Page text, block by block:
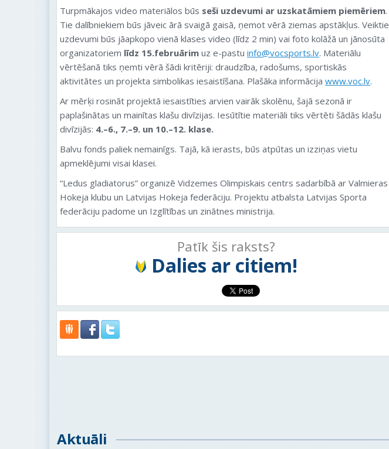
Turpmākajos video materiālos būs seši uzdevumi ar uzskatāmiem piemēriem.
Tie dalībniekiem būs jāveic ārā svaigā gaisā, ņemot vērā ziemas apstākļus. Veiktie
uzdevumi būs jāapkopo vienā klases video (līdz 2 min) vai foto kolāžā un jānosūta
organizatoriem līdz 15.februārim uz e-pastu info@vocsports.lv. Materiālu
vērtēšanā tiks ņemti vērā šādi kritēriji: draudzība, radošums, sportiskās
aktivitātes un projekta simbolikas iesaistīšana. Plašāka informācija www.voc.lv.
Ar mērķi rosināt projektā iesaistīties arvien vairāk skolēnu, šajā sezonā ir
paplašinātas un mainītas klašu divīzijas. Iesūtītie materiāli tiks vērtēti šādās klašu
divīzijās: 4.–6., 7.–9. un 10.–12. klase.
Balvu fonds paliek nemainīgs. Tajā, kā ierasts, būs atpūtas un izziņas vietu
apmeklējumi visai klasei.
“Ledus gladiatorus” organizē Vidzemes Olimpiskais centrs sadarbībā ar Valmieras
Hokeja klubu un Latvijas Hokeja federāciju. Projektu atbalsta Latvijas Sporta
federāciju padome un Izglītības un zinātnes ministrija.
Patīk šis raksts?
Dalies ar citiem!
Aktuāli